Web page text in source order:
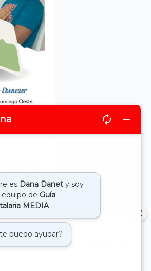
a nuestro boletin
un correo con los artículos más